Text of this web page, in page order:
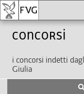
Concorsi
i concorsi indetti
Giulia